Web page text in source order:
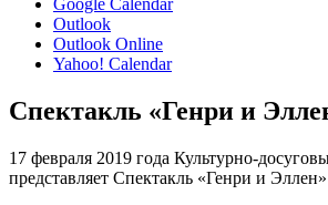
Outlook
Outlook Online
Yahoo! Calendar
Спектакль «Генри и
17 февраля 2019 года Культурно-
представляет Спектакль «Генри и Эллен»